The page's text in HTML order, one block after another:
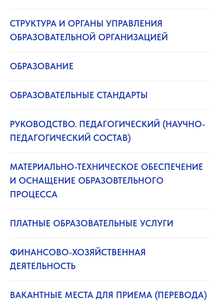
СТРУКТУРА И ОРГАНЫ УПРАВЛЕНИЯ
ОБРАЗОВАТЕЛЬНОЙ ОРГАНИЗАЦИЕЙ
ОБРАЗОВАНИЕ
ОБРАЗОВАТЕЛЬНЫЕ СТАНДАРТЫ
РУКОВОДСТВО. ПЕДАГОГИЧЕСКИЙ (НАУЧНО-
ПЕДАГОГИЧЕСКИЙ СОСТАВ)
МАТЕРИАЛЬНО-ТЕХНИЧЕСКОЕ ОБЕСПЕЧЕНИЕ
И ОСНАЩЕНИЕ ОБРАЗОВТЕЛЬНОГО
ПРОЦЕССА
ПЛАТНЫЕ ОБРАЗОВАТЕЛЬНЫЕ УСЛУГИ
ФИНАНСОВО-ХОЗЯЙСТВЕННАЯ
ДЕЯТЕЛЬНОСТЬ
ВАКАНТНЫЕ МЕСТА ДЛЯ ПРИЕМА (ПЕРЕВОДА)